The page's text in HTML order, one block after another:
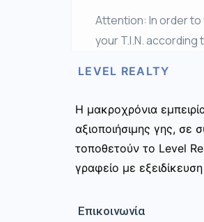
Attention: In order to
your T.I.N. according
LEVEL REALTY
Η μακροχρόνια
αξιοποιήσιμης γης, σε
τοποθετούν το Level
γραφείο με
Επικοινωνία